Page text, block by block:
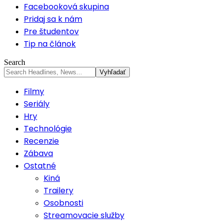
Facebooková skupina
Pridaj sa k nám
Pre študentov
Tip na článok
Search
Filmy
Seriály
Hry
Technológie
Recenzie
Zábava
Ostatné
Kiná
Trailery
Osobnosti
Streamovacie služby